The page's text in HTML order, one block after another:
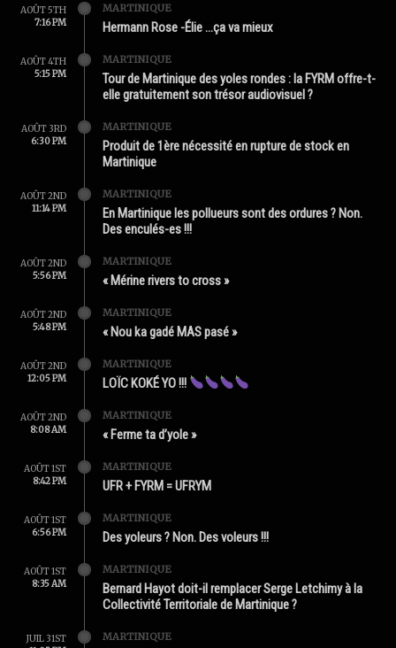
AOÛT 5TH
7:16 PM
MARTINIQUE
Hermann Rose -Élie …ça va mieux
AOÛT 4TH
5:15 PM
MARTINIQUE
Tour de Martinique des yoles rondes : la FYRM offre-t-
elle gratuitement son trésor audiovisuel ?
AOÛT 3RD
6:30 PM
MARTINIQUE
Produit de 1ère nécessité en rupture de stock en
Martinique
AOÛT 2ND
11:14 PM
MARTINIQUE
En Martinique les pollueurs sont des ordures ? Non.
Des enculés-es !!!
AOÛT 2ND
5:56 PM
MARTINIQUE
« Mérine rivers to cross »
AOÛT 2ND
5:48 PM
MARTINIQUE
« Nou ka gadé MAS pasé »
AOÛT 2ND
12:05 PM
MARTINIQUE
LOÏC KOKÉ YO !!!
AOÛT 2ND
8:08 AM
MARTINIQUE
« Ferme ta d’yole »
AOÛT 1ST
8:42 PM
MARTINIQUE
UFR + FYRM = UFRYM
AOÛT 1ST
6:56 PM
MARTINIQUE
Des yoleurs ? Non. Des voleurs !!!
AOÛT 1ST
8:35 AM
MARTINIQUE
Bernard Hayot doit-il remplacer Serge Letchimy à la
Collectivité Territoriale de Martinique ?
JUIL 31ST
MARTINIQUE